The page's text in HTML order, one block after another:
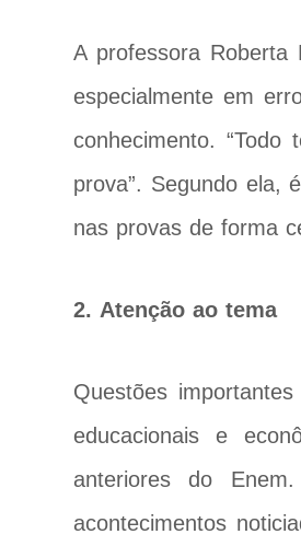
A professora Roberta
especialmente em
conhecimento.
prova”. Segundo ela,
nas provas de forma
2. Atenção ao tema
Questões
educacionais e
anteriores do
acontecimentos